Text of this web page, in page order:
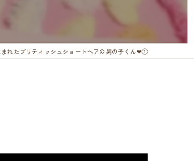
れたブリティッシュショートヘアの男の子くん❤︎①